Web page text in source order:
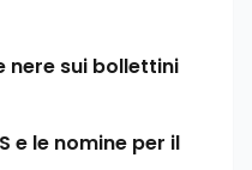
nere sui bollettini
e le nomine per il